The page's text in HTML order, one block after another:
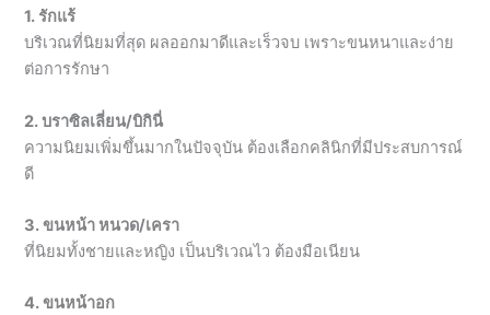
1. รักแร้
บริเวณที่นิยมที่สุด ผลออกมาดีและเร็วจบ เพราะขนหนาและง่าย
ต่อการรักษา
2. บราซิลเลี่ยน/บิกินี่
ความนิยมเพิ่มขึ้นมากในปัจจุบัน ต้องเลือกคลินิกที่มีประสบการณ์
ดี
3. ขนหน้า หนวด/เครา
ที่นิยมทั้งชายและหญิง เป็นบริเวณไว ต้องมือเนียน
4. ขนหน้าอก